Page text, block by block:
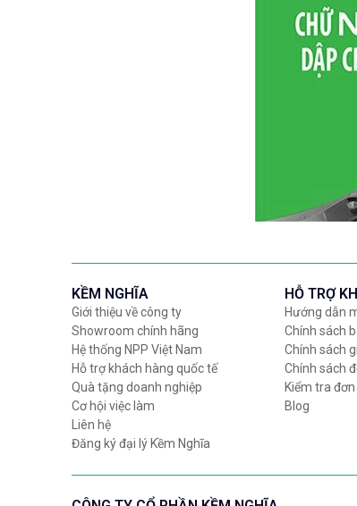
KỀM NGHĨA
Giới thiệu về công ty
Showroom chính hãng
Hệ thống NPP Việt Nam
Hỗ trợ khách hàng quốc tế
Quà tặng doanh nghiệp
Cơ hội việc làm
Liên hệ
Đăng ký đại lý Kềm Nghĩa
HỖ TRỢ
Hướng dẫn
Chính sách
Chính sách
Chính sách
Kiểm tra
Blog